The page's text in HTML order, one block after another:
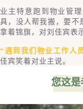
业主特意跑到物业管
具，没人帮我搬，要不
拿着锦旗，对刘佳宾表
“遇到我们物业工作人
佳宾笑着对业主说。
您这是